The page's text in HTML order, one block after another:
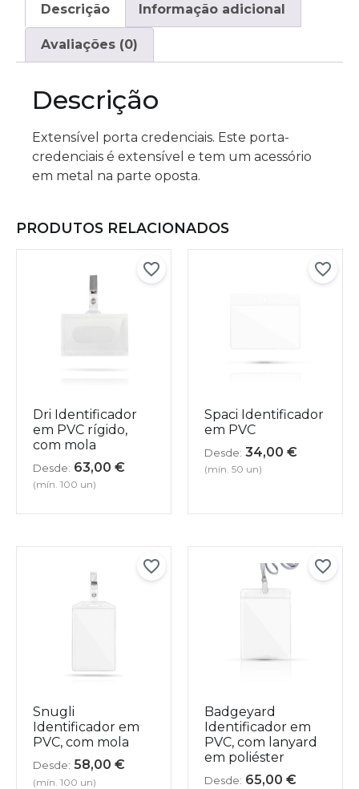
Descrição Informação adicional
Avaliações (0)
Descrição
Extensível porta credenciais. Este porta-
credenciais é extensível e tem um acessório
em metal na parte oposta.
PRODUTOS RELACIONADOS
Dri Identificador
em PVC rígido,
com mola
Desde: 63,00 €
(mín. 100 un)
Spaci Identificador
em PVC
Desde: 34,00 €
(mín. 50 un)
Snugli
Identificador em
PVC, com mola
Desde: 58,00 €
(mín. 100 un)
Badgeyard
Identificador em
PVC, com lanyard
em poliéster
Desde: 65,00 €